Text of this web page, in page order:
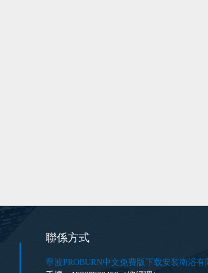
聯係方式
寧波PROBURN中文免费版下载安装衛浴有